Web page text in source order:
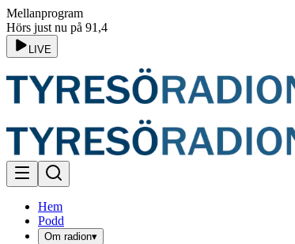
Mellanprogram
Hörs just nu på 91,4
LIVE
Hem
Podd
Om radion▾